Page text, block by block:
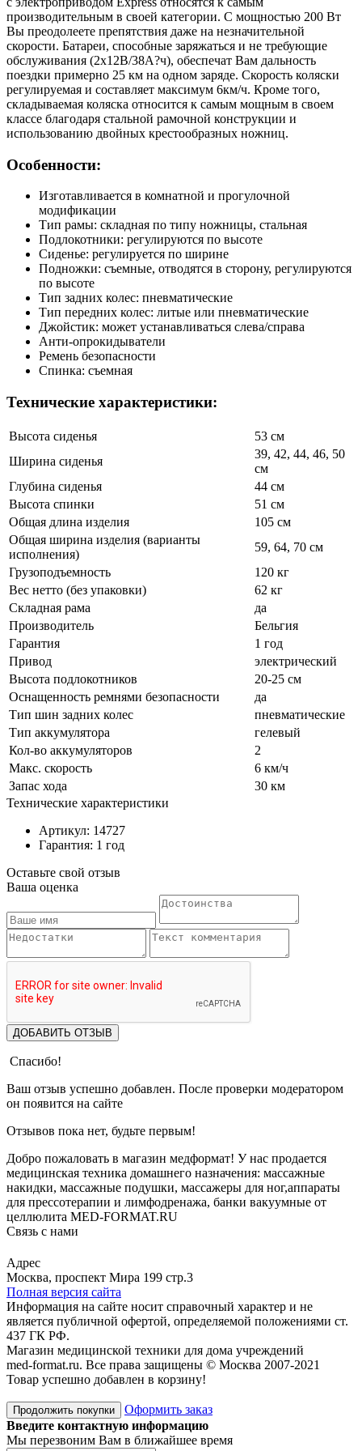
производительным в своей категории. С мощностью 200 Вт
Вы преодолеете препятствия даже на незначительной
скорости. Батареи, способные заряжаться и не требующие
обслуживания (2x12В/38А?ч), обеспечат Вам дальность
поездки примерно 25 км на одном заряде. Скорость коляски
регулируемая и составляет максимум 6км/ч. Кроме того,
складываемая коляска относится к самым мощным в своем
классе благодаря стальной рамочной конструкции и
использованию двойных крестообразных ножниц.
Особенности:
Изготавливается в комнатной и прогулочной
модификации
Тип рамы: складная по типу ножницы, стальная
Подлокотники: регулируются по высоте
Сиденье: регулируется по ширине
Подножки: съемные, отводятся в сторону, регулируются
по высоте
Тип задних колес: пневматические
Тип передних колес: литые или пневматические
Джойстик: может устанавливаться слева/справа
Анти-опрокидыватели
Ремень безопасности
Спинка: съемная
Технические характеристики:
Высота сиденья
53 см
Ширина сиденья
39, 42, 44, 46, 50
см
Глубина сиденья
44 см
Высота спинки
51 см
Общая длина изделия
105 см
Общая ширина изделия (варианты
исполнения)
59, 64, 70 см
Грузоподъемность
120 кг
Вес нетто (без упаковки)
62 кг
Складная рама
да
Производитель
Бельгия
Гарантия
1 год
Привод
электрический
Высота подлокотников
20-25 см
Оснащенность ремнями безопасности
да
Тип шин задних колес
пневматические
Тип аккумулятора
гелевый
Кол-во аккумуляторов
2
Макс. скорость
6 км/ч
Запас хода
30 км
Технические характеристики
Артикул: 14727
Гарантия: 1 год
Оставьте свой отзыв
Ваша оценка
ДОБАВИТЬ ОТЗЫВ
Спасибо!
Ваш отзыв успешно добавлен. После проверки модератором
он появится на сайте
Отзывов пока нет, будьте первым!
Добро пожаловать в магазин медформат! У нас продается
медицинская техника домашнего назначения: массажные
накидки, массажные подушки, массажеры для ног,аппараты
для прессотерапии и лимфодренажа, банки вакуумные от
целлюлита MED-FORMAT.RU
Связь с нами
Адрес
Москва, проспект Мира 199 стр.3
Полная версия сайта
Информация на сайте носит справочный характер и не
является публичной офертой, определяемой положениями ст.
437 ГК РФ.
Магазин медицинской техники для дома учреждений
med-format.ru. Все права защищены © Москва 2007-2021
Товар успешно добавлен в корзину!
Продолжить покупки
Оформить заказ
Введите контактную информацию
Мы перезвоним Вам в ближайшее время